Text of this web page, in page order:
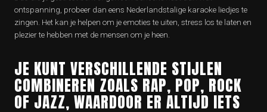
ontspanning, probeer dan eens Nederlandstalige karaoke liedjes te
zingen. Het kan je helpen om je emoties te uiten, stress los te laten en
plezier te hebben met de mensen om je heen.
JE KUNT VERSCHILLENDE STIJLEN
COMBINEREN ZOALS RAP, POP, ROCK
OF JAZZ, WAARDOOR ER ALTIJD IETS